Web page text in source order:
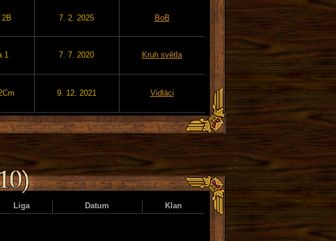
2B 7. 2. 2025 BoB
1 7. 7. 2020 Kruh světla
9. 12. 2021 Vidláci
Liga Datum Klan